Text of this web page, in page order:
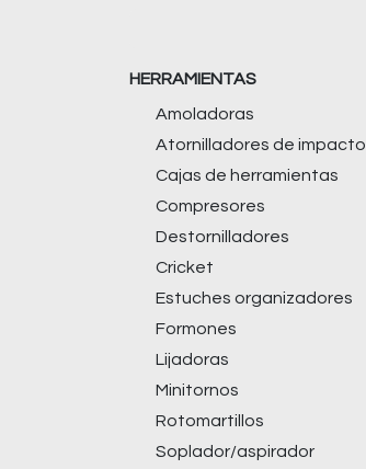
HERRAMIENTAS
Amoladoras
Atornilladores de impacto
Cajas de herramientas
Compresores
Destornilladores
Cricket
Estuches organizadores
Formones
Lijadoras
Minitornos
Rotomartillos
Soplador/aspirador